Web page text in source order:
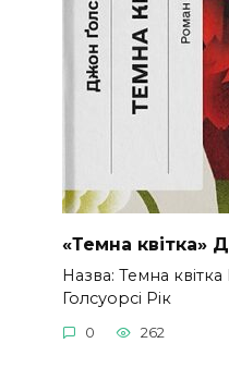
«Темна квітка»
Назва: Темна
Голсуорсі Рік
0 262